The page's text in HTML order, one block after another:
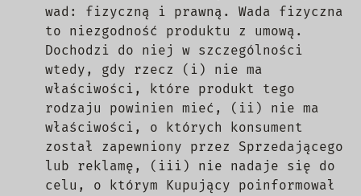
wad: fizyczną i prawną. Wada fizyczna
to niezgodność produktu z umową.
Dochodzi do niej w szczególności
wtedy, gdy rzecz (i) nie ma
właściwości, które produkt tego
rodzaju powinien mieć, (ii) nie ma
właściwości, o których konsument
został zapewniony przez Sprzedającego
lub reklamę, (iii) nie nadaje się do
celu, o którym Kupujący poinformował